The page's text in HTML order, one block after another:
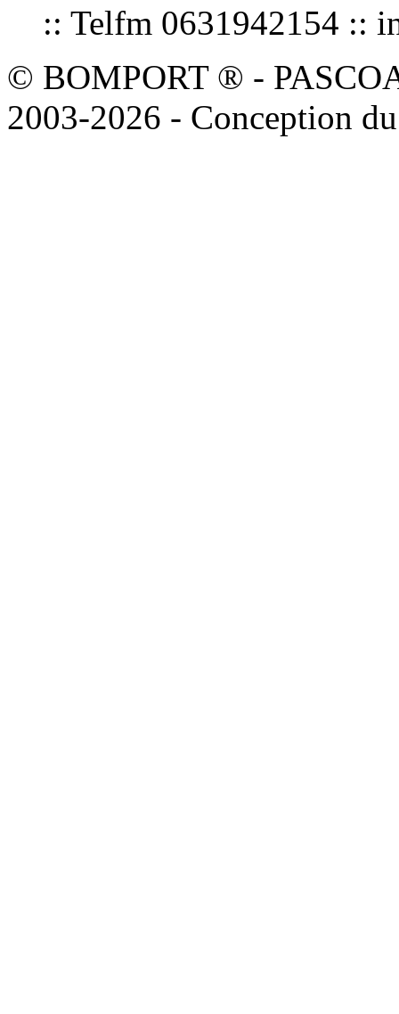
:: Telfm 0631942154 ::
© BOMPORT ® -
2003-2026 - Conception